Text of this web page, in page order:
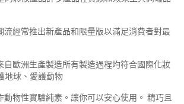
流經常推出新產品和限量版以滿足消費者對最
自歐洲生產製造所有製造過程均符合國際化妝
地球、愛護動物
動物性實驗純素。讓你可以安心使用。 精巧且